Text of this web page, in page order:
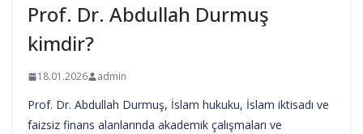
Prof. Dr. Abdullah Durmuş
kimdir?
18.01.2026 admin
Prof. Dr. Abdullah Durmuş, İslam hukuku, İslam iktisadı ve
faizsiz finans alanlarında akademik çalışmaları ve